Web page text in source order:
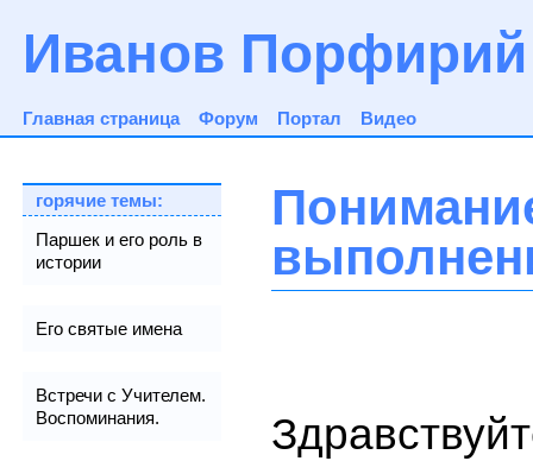
Иванов
Главная страница Форум Портал Видео
горячие темы:
Паршек и его роль в
истории
Его святые имена
Встречи с Учителем.
Воспоминания.